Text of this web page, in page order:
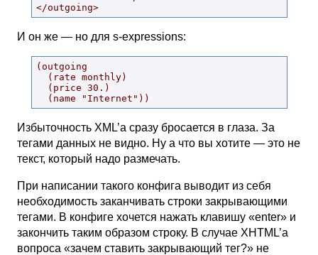
</outgoing>
И он же — но для s-expressions:
(outgoing
  (name "Internet"))
Избыточность XML’а сразу бросается в глаза. За
тегами данных не видно. Ну а что вы хотите — это не
текст, который надо размечать.
При написании такого конфига выводит из себя
необходимость заканчивать строки закрывающими
тегами. В конфиге хочется нажать клавишу «enter» и
закончить таким образом строку. В случае XHTML’а
вопроса «зачем ставить закрывающий тег?» не